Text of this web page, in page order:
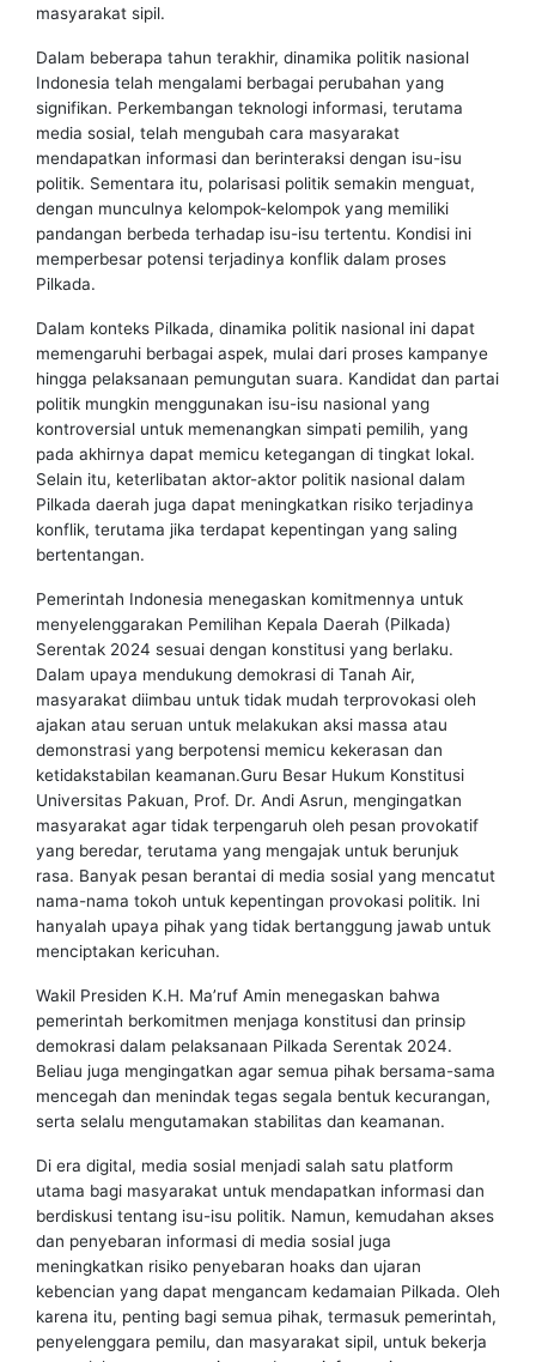
masyarakat sipil.
Dalam beberapa tahun terakhir, dinamika politik nasional
Indonesia telah mengalami berbagai perubahan yang
signifikan. Perkembangan teknologi informasi, terutama
media sosial, telah mengubah cara masyarakat
mendapatkan informasi dan berinteraksi dengan isu-isu
politik. Sementara itu, polarisasi politik semakin menguat,
dengan munculnya kelompok-kelompok yang memiliki
pandangan berbeda terhadap isu-isu tertentu. Kondisi ini
memperbesar potensi terjadinya konflik dalam proses
Pilkada.
Dalam konteks Pilkada, dinamika politik nasional ini dapat
memengaruhi berbagai aspek, mulai dari proses kampanye
hingga pelaksanaan pemungutan suara. Kandidat dan partai
politik mungkin menggunakan isu-isu nasional yang
kontroversial untuk memenangkan simpati pemilih, yang
pada akhirnya dapat memicu ketegangan di tingkat lokal.
Selain itu, keterlibatan aktor-aktor politik nasional dalam
Pilkada daerah juga dapat meningkatkan risiko terjadinya
konflik, terutama jika terdapat kepentingan yang saling
bertentangan.
Pemerintah Indonesia menegaskan komitmennya untuk
menyelenggarakan Pemilihan Kepala Daerah (Pilkada)
Serentak 2024 sesuai dengan konstitusi yang berlaku.
Dalam upaya mendukung demokrasi di Tanah Air,
masyarakat diimbau untuk tidak mudah terprovokasi oleh
ajakan atau seruan untuk melakukan aksi massa atau
demonstrasi yang berpotensi memicu kekerasan dan
ketidakstabilan keamanan.Guru Besar Hukum Konstitusi
Universitas Pakuan, Prof. Dr. Andi Asrun, mengingatkan
masyarakat agar tidak terpengaruh oleh pesan provokatif
yang beredar, terutama yang mengajak untuk berunjuk
rasa. Banyak pesan berantai di media sosial yang mencatut
nama-nama tokoh untuk kepentingan provokasi politik. Ini
hanyalah upaya pihak yang tidak bertanggung jawab untuk
menciptakan kericuhan.
Wakil Presiden K.H. Ma’ruf Amin menegaskan bahwa
pemerintah berkomitmen menjaga konstitusi dan prinsip
demokrasi dalam pelaksanaan Pilkada Serentak 2024.
Beliau juga mengingatkan agar semua pihak bersama-sama
mencegah dan menindak tegas segala bentuk kecurangan,
serta selalu mengutamakan stabilitas dan keamanan.
Di era digital, media sosial menjadi salah satu platform
utama bagi masyarakat untuk mendapatkan informasi dan
berdiskusi tentang isu-isu politik. Namun, kemudahan akses
dan penyebaran informasi di media sosial juga
meningkatkan risiko penyebaran hoaks dan ujaran
kebencian yang dapat mengancam kedamaian Pilkada. Oleh
karena itu, penting bagi semua pihak, termasuk pemerintah,
penyelenggara pemilu, dan masyarakat sipil, untuk bekerja